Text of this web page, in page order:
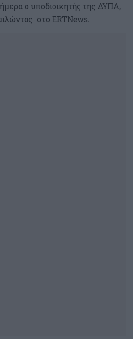
ο υποδιοικητής της ΔΥΠΑ,
στο ERTNews.